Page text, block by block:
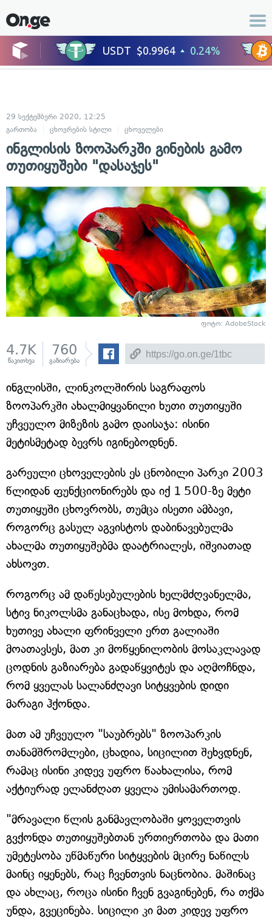
29 სექტემბერი 2020, 12:25
გართობა
ცხოვრების სტილი ცხოველები
ინგლისის ზოოპარკში გინების გამო
თუთიყუშები "დასაჯეს"
ფოტო: AdobeStock
4.7K
წაკითხვა
760
გაზიარება
ინგლისში, ლინკოლშირის საგრაფოს
ზოოპარკში ახალმიყვანილი ხუთი თუთიყუში
უჩვეულო მიზეზის გამო დაისაჯა: ისინი
მეტისმეტად ბევრს იგინებოდნენ.
გარეული ცხოველების ეს ცნობილი პარკი 2003
წლიდან ფუნქციონირებს და იქ 1 500-ზე მეტი
თუთიყუში ცხოვრობს, თუმცა ისეთი ამბავი,
როგორც გასულ აგვისტოს დაბინავებულმა
ახალმა თუთიყუშებმა დაატრიალეს, იშვიათად
ახსოვთ.
როგორც ამ დაწესებულების ხელმძღვანელმა,
სტივ ნიკოლსმა განაცხადა, ისე მოხდა, რომ
ხუთივე ახალი ფრინველი ერთ გალიაში
მოათავსეს, მათ კი მოწყენილობის მოსაკლავად
ცოდნის გაზიარება გადაწყვიტეს და აღმოჩნდა,
რომ ყველას სალანძღავი სიტყვების დიდი
მარაგი ჰქონდა.
მათ ამ უჩვეულო "საუბრებს" ზოოპარკის
თანამშრომლები, ცხადია, სიცილით შეხვდნენ,
რამაც ისინი კიდევ უფრო წაახალისა, რომ
აქტიურად ელანძღათ ყველა უმისამართოდ.
"მრავალი წლის განმავლობაში ყოველთვის
გვქონდა თუთიყუშებთან ურთიერთობა და მათი
უმეტესობა უწმაწური სიტყვების მცირე ნაწილს
მაინც იყენებს, რაც ჩვენთვის ნაცნობია. მაშინაც
და ახლაც, როცა ისინი ჩვენ გვაგინებენ, რა თქმა
უნდა, გვეცინება. სიცილი კი მათ კიდევ უფრო